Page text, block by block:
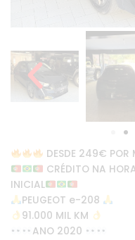
DESDE 249€ POR
CRÉDITO NA
INICIAL
PEUGEOT e-208
91.000 MIL KM
ANO 2020